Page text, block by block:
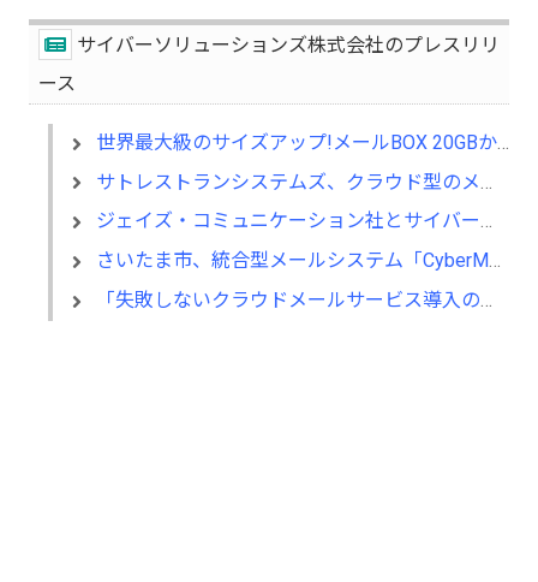
サイバーソリューションズ株式会社のプレスリリ
ース
世界最大級のサイズアップ!メールBOX 20GBから100GBへ10月1日サービス開始
サトレストランシステムズ、クラウド型のメールサービス「CYBERMAILΣ」を導入
ジェイズ・コミュニケーション社とサイバーソリューションズが業務提携
さいたま市、統合型メールシステム「CyberMail」を採用
「失敗しないクラウドメールサービス導入の流儀セミナー」のご案内